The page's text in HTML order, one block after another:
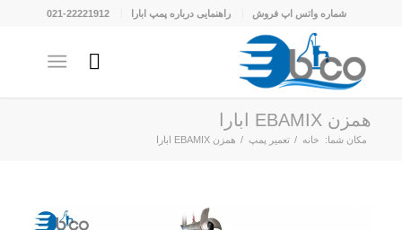
شماره واتس اپ فروش راهنمایی درباره پمپ ابارا 021-22221912
همزن EBAMIX ابارا
مکان شما: خانه / تعمیر پمپ / همزن EBAMIX ابارا